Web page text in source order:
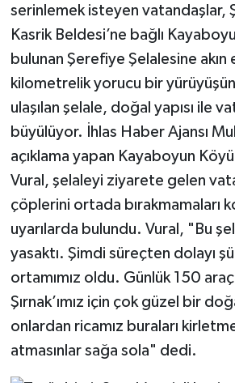
serinlemek isteyen vatandaşlar,
Kasrik Beldesi’ne bağlı
bulunan Şerefiye Şelalesine akın
kilometrelik yorucu bir
ulaşılan şelale, doğal yapısı ile
büyülüyor. İhlas Haber Ajansı
açıklama yapan Kayaboyun
Vural, şelaleyi ziyarete gelen
çöplerini ortada bırakmamaları
uyarılarda bulundu. Vural, "Bu
yasaktı. Şimdi süreçten dolayı
ortamımız oldu. Günlük 150
Şırnak’ımız için çok güzel bir
onlardan ricamız buraları
atmasınlar sağa sola" dedi.